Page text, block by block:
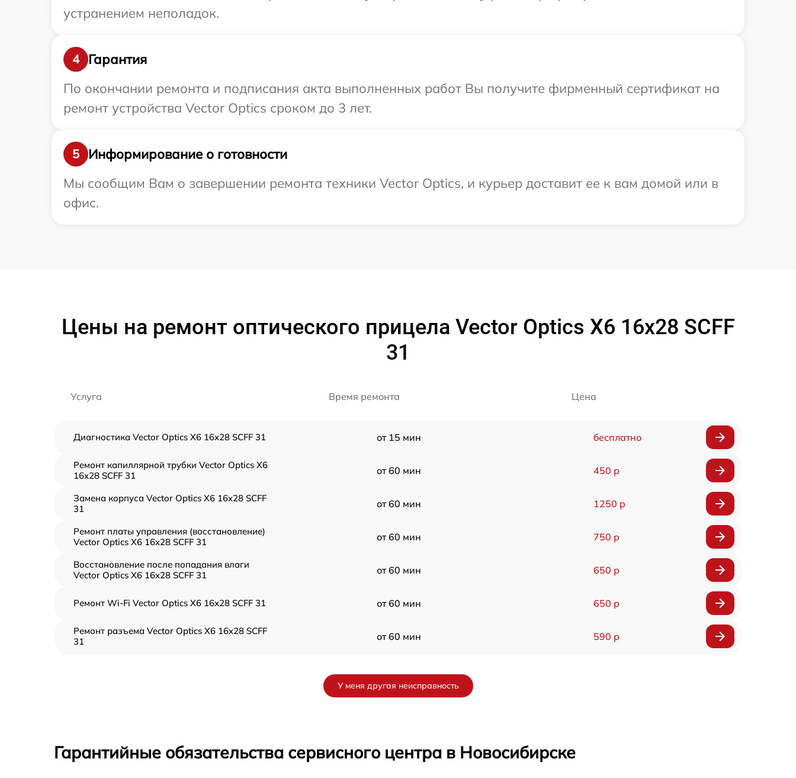
устранением неполадок.
4
Гарантия
По окончании ремонта и подписания акта выполненных работ Вы получите фирменный сертификат на
ремонт устройства Vector Optics сроком до 3 лет.
5
Информирование о готовности
Мы сообщим Вам о завершении ремонта техники Vector Optics, и курьер доставит ее к вам домой или в
офис.
Цены на ремонт оптического прицела Vector Optics X6 16x28 SCFF
31
Услуга Время ремонта Цена
Диагностика Vector Optics X6 16x28 SCFF 31 от 15 мин бесплатно
Ремонт капиллярной трубки Vector Optics X6
16x28 SCFF 31
от 60 мин 450 р
Замена корпуса Vector Optics X6 16x28 SCFF
31
от 60 мин 1250 р
Ремонт платы управления (восстановление)
Vector Optics X6 16x28 SCFF 31
от 60 мин 750 р
Восстановление после попадания влаги
Vector Optics X6 16x28 SCFF 31
от 60 мин 650 р
Ремонт Wi-Fi Vector Optics X6 16x28 SCFF 31 от 60 мин 650 р
Ремонт разъема Vector Optics X6 16x28 SCFF
31
от 60 мин 590 р
Замена USB порта Vector Optics X6 16x28
У меня другая неисправность
Гарантийные обязательства сервисного центра в Новосибирске